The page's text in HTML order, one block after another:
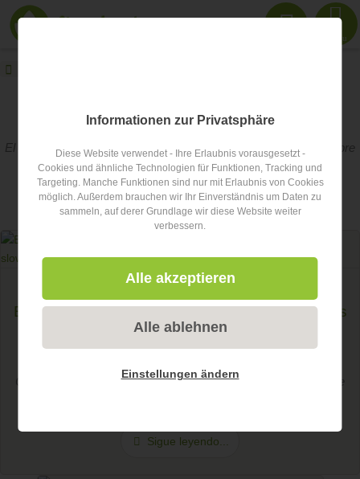
Menu
FindeDeinYoga.org Blog
El blog Findedeinyoga.org ofrece una variedad de inspiración sobre
el tema del yoga.
Artículo sobre el temaentrevista
Entrevista: Entre yoga y proyectos: ¿cómo vives
tu estilo de vida slow?
entrevista
Claudia explica por qué para ella el yoga es más que un simple
Sigue leyendo...
Informationen zur Privatsphäre
Diese Website verwendet - Ihre Erlaubnis vorausgesetzt -
Cookies und ähnliche Technologien für Funktionen, Tracking und
Targeting. Manche Funktionen sind nur mit Erlaubnis von Cookies
möglich. Außerdem brauchen wir Ihr Einverständnis um Daten zu
sammeln, auf derer Grundlage wir diese Website weiter
verbessern.
Alle akzeptieren
Alle ablehnen
Einstellungen ändern